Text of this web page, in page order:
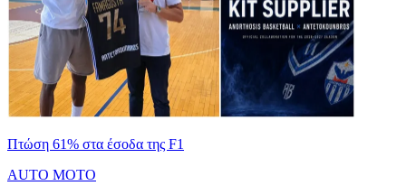
Πτώση 61% στα έσοδα της F1
AUTO MOTO